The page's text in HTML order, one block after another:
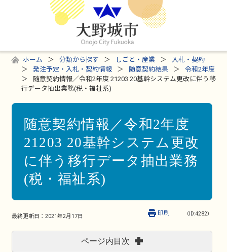
ホーム 分類から探す しごと・産業
入札・契約
発注予定・入札・契約情報
随意契約結果
令和2年度
随意契約情報／令和2年度 21203 20基幹システム更改に伴う移
行データ抽出業務(税・福祉系)
随意契約情報／令和2年度
21203 20基幹システム更改
に伴う移行データ抽出業務
(税・福祉系)
最終更新日： 2021年2月17日 （ID:4282）
印刷
ページ内目次